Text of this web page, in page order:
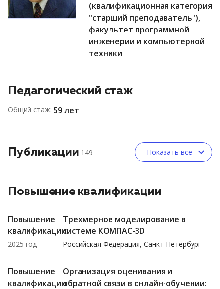
(квалификационная категория
"старший преподаватель"),
факультет программной
инженерии и компьютерной
техники
Педагогический стаж
Общий стаж: 59 лет
Публикации 149 Показать все
Повышение квалификации
Повышение
квалификации
2025 год
Трехмерное моделирование в
системе КОМПАС-3D
Российская Федерация, Санкт-Петербург
Повышение
квалификации
Организация оценивания и
обратной связи в онлайн-обучении: